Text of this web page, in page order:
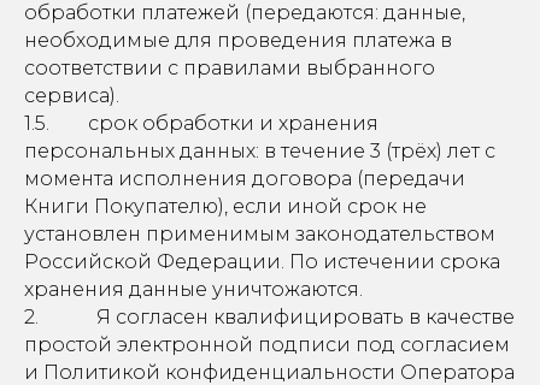
обработки платежей (передаются: данные,
необходимые для проведения платежа в
соответствии с правилами выбранного
сервиса).
1.5. срок обработки и хранения
персональных данных: в течение 3 (трёх) лет с
момента исполнения договора (передачи
Книги Покупателю), если иной срок не
установлен применимым законодательством
Российской Федерации. По истечении срока
хранения данные уничтожаются.
2. Я согласен квалифицировать в качестве
простой электронной подписи под согласием
и Политикой конфиденциальности Оператора